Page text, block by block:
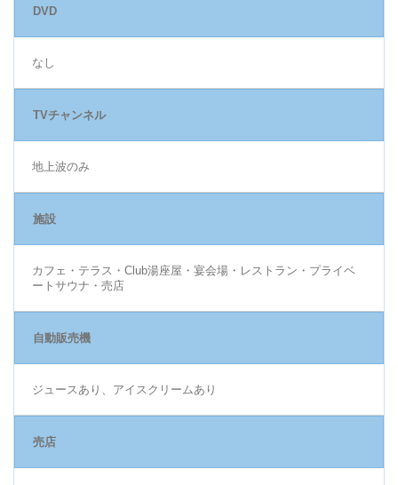
DVD
なし
TVチャンネル
地上波のみ
施設
カフェ・テラス・Club湯座屋・宴会場・レストラン・プライベ
ートサウナ・売店
自動販売機
ジュースあり、アイスクリームあり
売店